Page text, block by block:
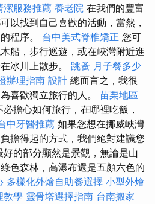
潔服務推薦 養老院 在我們的豐富
以找到自己喜歡的活動，當然，
程序。 台中美式脊椎矯正 您可
船，步行巡遊，或在峽灣附近進
冰川上散步。 跳蚤 月子餐多少
辦理指南 設計 總而言之，我很
喜歡獨立旅行的人。 苗栗地區
擔心如何旅行，在哪裡吃飯，
中牙醫推薦 如果您想在挪威峽灣
擔得起的方式，我們絕對建議您
的部分顯然是景觀，無論是山
色森林，高瀑布還是五顏六色的
多樣化外燴自助餐選擇 小型外燴
教學 靈骨塔選擇指南 台南搬家